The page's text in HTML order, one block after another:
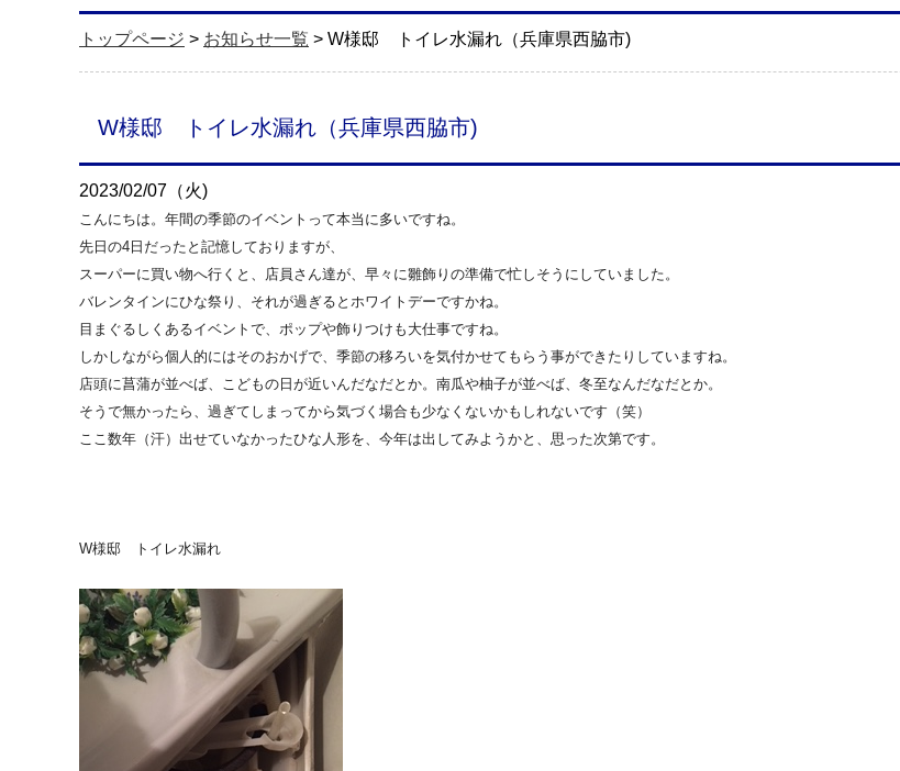
トップページ > お知らせ一覧 > W様邸 トイレ水漏れ（兵庫県西脇市)
W様邸 トイレ水漏れ（兵庫県西脇市)
2023/02/07（火)
こんにちは。年間の季節のイベントって本当に多いですね。
先日の4日だったと記憶しておりますが、
スーパーに買い物へ行くと、店員さん達が、早々に雛飾りの準備で忙しそうにしていました。
バレンタインにひな祭り、それが過ぎるとホワイトデーですかね。
目まぐるしくあるイベントで、ポップや飾りつけも大仕事ですね。
しかしながら個人的にはそのおかげで、季節の移ろいを気付かせてもらう事ができたりしていますね。
店頭に菖蒲が並べば、こどもの日が近いんだなだとか。南瓜や柚子が並べば、冬至なんだなだとか。
そうで無かったら、過ぎてしまってから気づく場合も少なくないかもしれないです（笑）
ここ数年（汗）出せていなかったひな人形を、今年は出してみようかと、思った次第です。
W様邸 トイレ水漏れ